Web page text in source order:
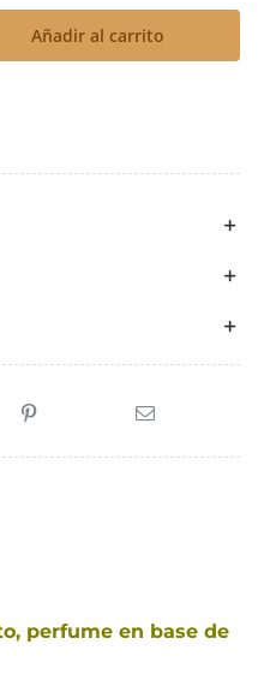
Añadir al carrito
perfume en base de